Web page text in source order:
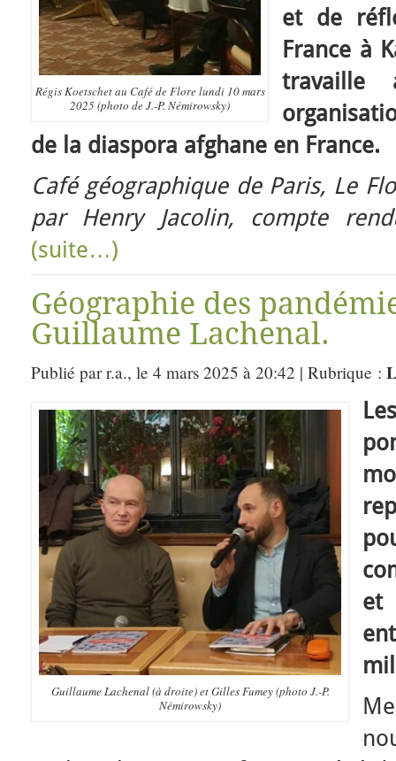
Régis Koetschet au Café de Flore lundi 10 mars
2025 (photo de J.-P. Némirowsky)
et de
France à
travaille
de la diaspora afghane en France.
Café géographique de Paris, Le
par Henry Jacolin, compte
(suite…)
Géographie des
Guillaume Lachenal.
Publié par r.a., le 4 mars 2025 à 20:42 | Rubrique :
Guillaume Lachenal (à droite) et Gilles Fumey (photo J.-P.
Némirowsky)
et